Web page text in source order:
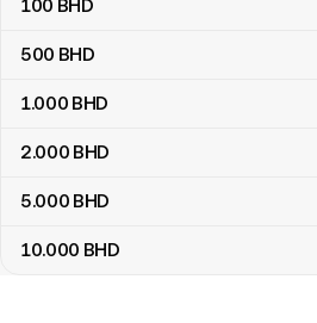
100 BHD
500 BHD
1.000 BHD
2.000 BHD
5.000 BHD
10.000 BHD